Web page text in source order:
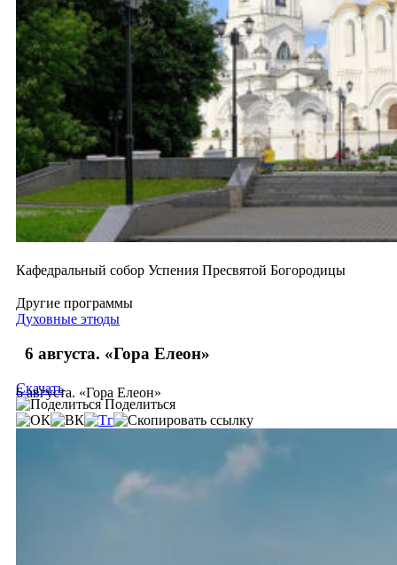
Кафедральный собор Успения Пресвятой Богородицы
Другие программы
Духовные этюды
6 августа. «Гора Елеон»
6 августа. «Гора Елеон»
Скачать
Поделиться